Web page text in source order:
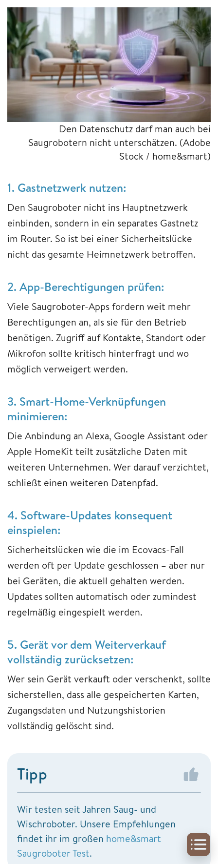
Den Datenschutz darf man auch bei
Saugrobotern nicht unterschätzen. (Adobe
Stock / home&smart)
1. Gastnetzwerk nutzen:
Den Saugroboter nicht ins Hauptnetzwerk
einbinden, sondern in ein separates Gastnetz
im Router. So ist bei einer Sicherheitslücke
nicht das gesamte Heimnetzwerk betroffen.
2. App-Berechtigungen prüfen:
Viele Saugroboter-Apps fordern weit mehr
Berechtigungen an, als sie für den Betrieb
benötigen. Zugriff auf Kontakte, Standort oder
Mikrofon sollte kritisch hinterfragt und wo
möglich verweigert werden.
3. Smart-Home-Verknüpfungen
minimieren:
Die Anbindung an Alexa, Google Assistant oder
Apple HomeKit teilt zusätzliche Daten mit
weiteren Unternehmen. Wer darauf verzichtet,
schließt einen weiteren Datenpfad.
4. Software-Updates konsequent
einspielen:
Sicherheitslücken wie die im Ecovacs-Fall
werden oft per Update geschlossen – aber nur
bei Geräten, die aktuell gehalten werden.
Updates sollten automatisch oder zumindest
regelmäßig eingespielt werden.
5. Gerät vor dem Weiterverkauf
vollständig zurücksetzen:
Wer sein Gerät verkauft oder verschenkt, sollte
sicherstellen, dass alle gespeicherten Karten,
Zugangsdaten und Nutzungshistorien
vollständig gelöscht sind.
Tipp
Wir testen seit Jahren Saug- und
Wischroboter. Unsere Empfehlungen
findet ihr im großen home&smart
Saugroboter Test.